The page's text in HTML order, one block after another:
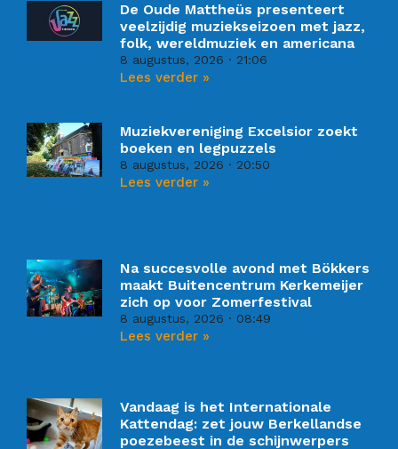
De Oude Mattheüs presenteert
veelzijdig muziekseizoen met jazz,
folk, wereldmuziek en americana
8 augustus, 2026 21:06
Lees verder »
Muziekvereniging Excelsior zoekt
boeken en legpuzzels
8 augustus, 2026 20:50
Lees verder »
Na succesvolle avond met Bökkers
maakt Buitencentrum Kerkemeijer
zich op voor Zomerfestival
8 augustus, 2026 08:49
Lees verder »
Vandaag is het Internationale
Kattendag: zet jouw Berkellandse
poezebeest in de schijnwerpers